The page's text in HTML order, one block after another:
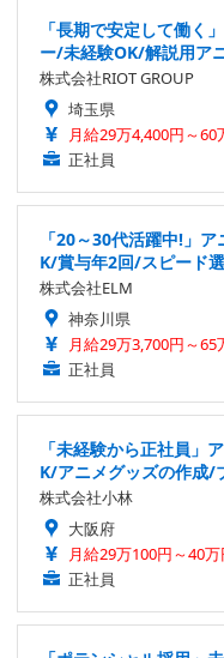
「長期で安定して働く
ー/未経験OK/解説用ア
株式会社RIOT GROUP
埼玉県
月給29万4,400円～60
正社員
「20～30代活躍中!」
K/賞与年2回/スピード
株式会社ELM
神奈川県
月給29万3,700円～65
正社員
「未経験から正社員」
K/アニメグッズの作成/
株式会社小林
大阪府
月給29万100円～40万
正社員